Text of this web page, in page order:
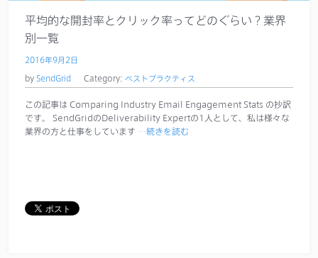
平均的な開封率とクリック率ってどのぐらい？業界
別一覧
2016年9月2日
by SendGrid Category: ベストプラクティス
この記事は Comparing Industry Email Engagement Stats の抄訳
です。 SendGridのDeliverability Expertの1人として、私は様々な
業界の方と仕事をしています …続きを読む